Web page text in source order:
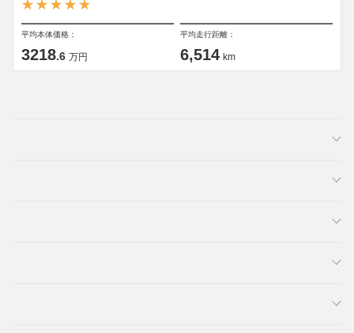
平均本体価格：
3218.6 万円
平均走行距離：
6,514 km